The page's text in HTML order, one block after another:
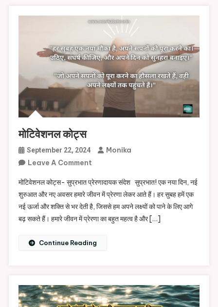
मोटिवेशनल कोट्स
September 22, 2024
Monika
Leave A CommentOn
कोट्स
मोटिवेशनल कोट्स- सुप्रभात प्रेरणादायक संदेश सुप्रभात! एक नया दिन, नई
शुरुआत और नए अवसर हमारे जीवन में प्रेरणा लेकर आते हैं। हर सुबह हमें एक
नई ऊर्जा और शक्ति से भर देती है, जिससे हम अपने लक्ष्यों को पाने के लिए आगे
बढ़ सकते हैं। हमारे जीवन में प्रेरणा का बहुत महत्व है और […]
Continue Reading